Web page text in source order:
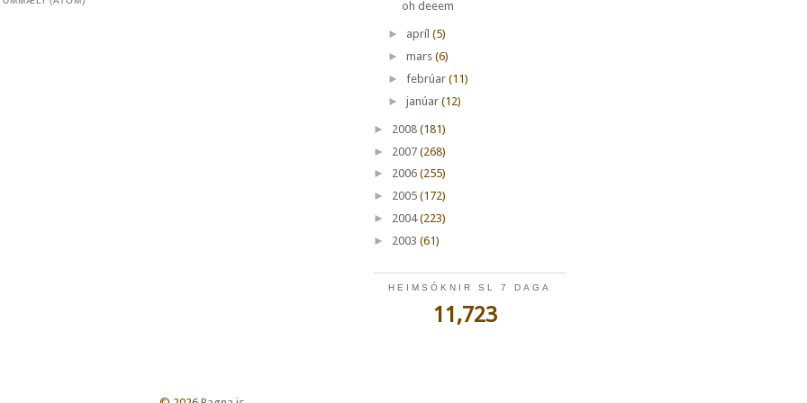
oh deeem
► apríl (5)
► mars (6)
► febrúar (11)
► janúar (12)
► 2008 (181)
► 2007 (268)
► 2006 (255)
► 2005 (172)
► 2004 (223)
► 2003 (61)
HEIMSÓKNIR SL 7 DAGA
11,723